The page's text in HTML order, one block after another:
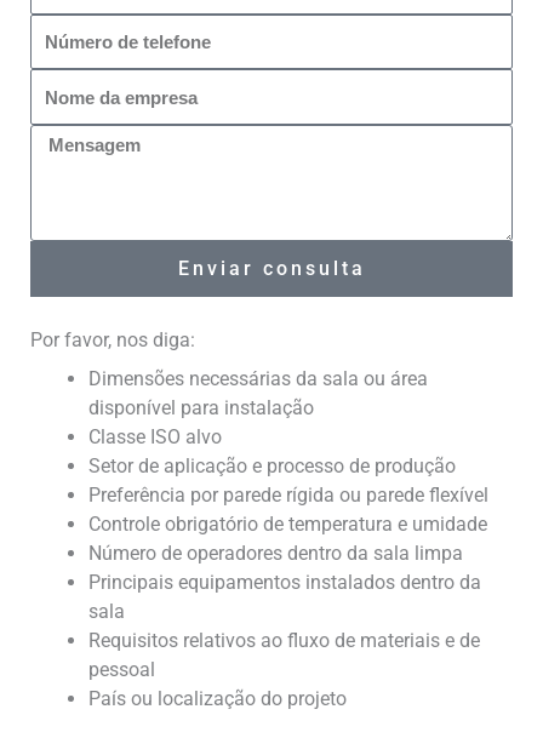
l
e
rm
Enviar consulta
Por favor, nos diga:
Dimensões necessárias da sala ou área
disponível para instalação
Classe ISO alvo
Setor de aplicação e processo de produção
Preferência por parede rígida ou parede flexível
Controle obrigatório de temperatura e umidade
Número de operadores dentro da sala limpa
Principais equipamentos instalados dentro da
sala
Requisitos relativos ao fluxo de materiais e de
pessoal
País ou localização do projeto